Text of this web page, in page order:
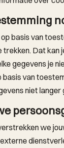
basis van
Dat kan
gegevens je
basis van
niet langer
we